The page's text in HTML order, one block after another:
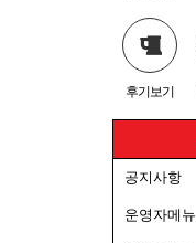
후기보기
공지사항
운영자메뉴